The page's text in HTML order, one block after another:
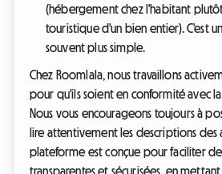
(hébergement chez l'habitant
touristique d'un bien entier). C'est
souvent plus simple.
Chez Roomlala, nous travaillons
pour qu'ils soient en conformité avec
Nous vous encourageons toujours à
lire attentivement les descriptions des
plateforme est conçue pour faciliter
transparentes et sécurisées, en mettant